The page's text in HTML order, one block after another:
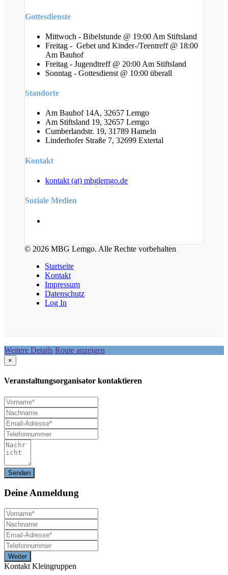
Gottesdienste
Mittwoch - Bibelstunde @ 19:00 Am Stiftsland
Freitag - Gebet und Kinder-/Teentreff @ 18:00
Am Bauhof
Freitag - Jugendtreff @ 20:00 Am Stiftsland
Sonntag - Gottesdienst @ 10:00 überall
Standorte
Am Bauhof 14A, 32657 Lemgo
Am Stiftsland 19, 32657 Lemgo
Cumberlandstr. 19, 31789 Hameln
Linderhofer Straße 7, 32699 Extertal
Kontakt
kontakt (at) mbglemgo.de
Soziale Medien
© 2026 MBG Lemgo. Alle Rechte vorbehalten
Startseite
Kontakt
Impressum
Datenschutz
Log In
Weitere Details Route anzeigen
×
Veranstaltungsorganisator kontaktieren
DeineAnmeldung
Kontakt Kleingruppen